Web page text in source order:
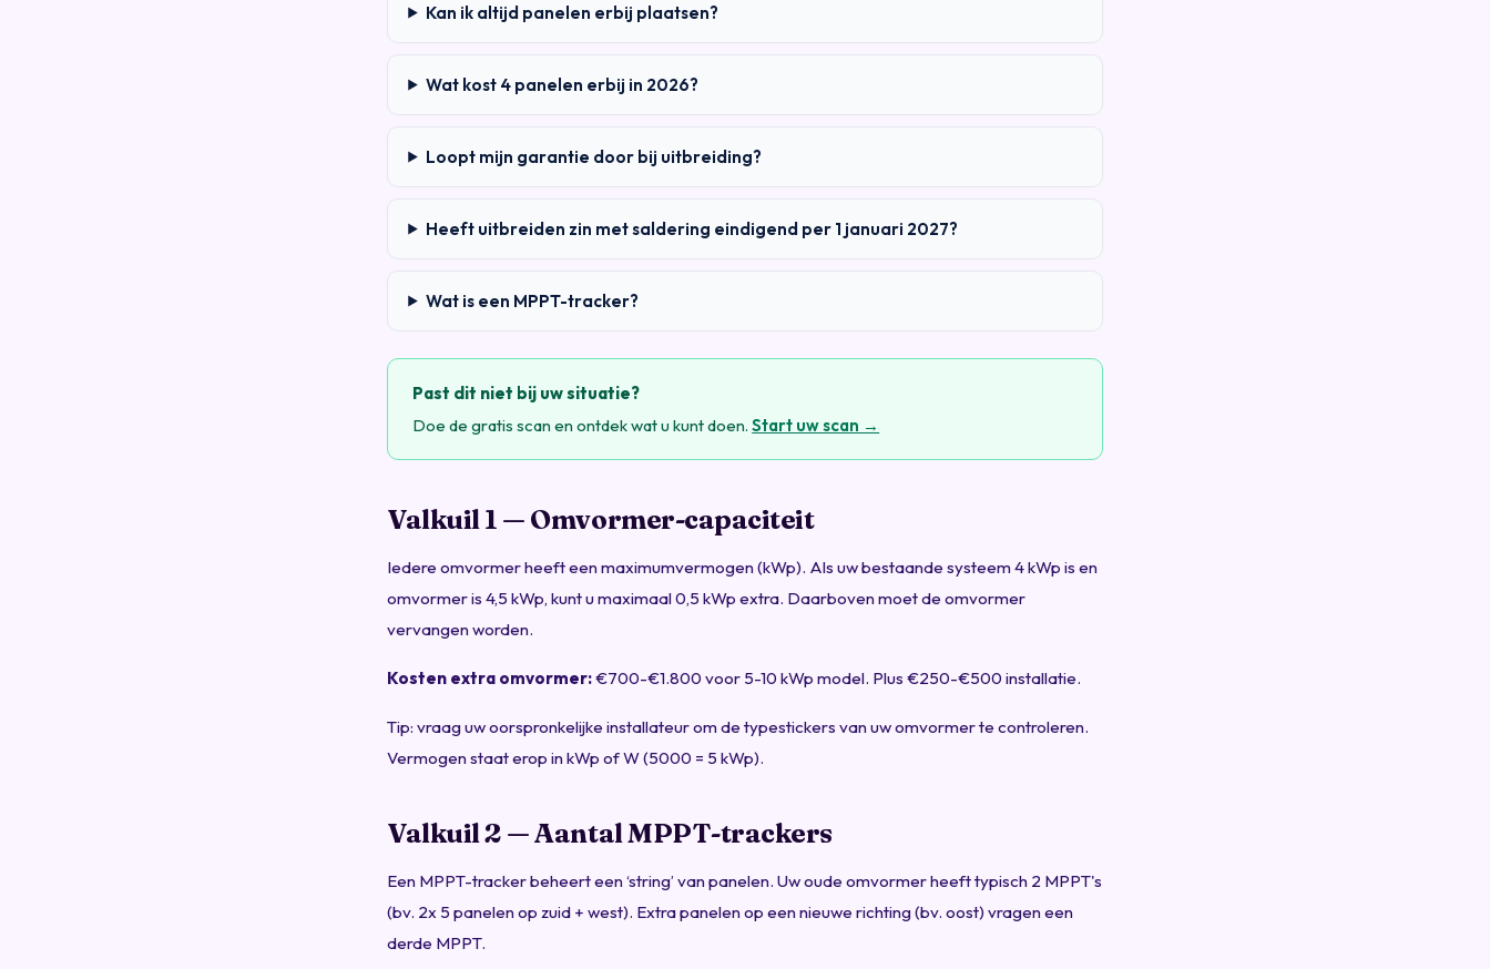
Kan ik altijd panelen erbij plaatsen?
Wat kost 4 panelen erbij in 2026?
Loopt mijn garantie door bij uitbreiding?
Heeft uitbreiden zin met saldering eindigend per 1 januari 2027?
Wat is een MPPT-tracker?
Past dit niet bij uw situatie?
Doe de gratis scan en ontdek wat u kunt doen.Start uw scan →
Valkuil 1 — Omvormer-capaciteit
Iedere omvormer heeft een maximumvermogen (kWp). Als uw bestaande systeem 4 kWp is en
omvormer is 4,5 kWp, kunt u maximaal 0,5 kWp extra. Daarboven moet de omvormer
vervangen worden.
Kosten extra omvormer:€700-€1.800 voor 5-10 kWp model. Plus €250-€500 installatie.
Tip: vraag uw oorspronkelijke installateur om de typestickers van uw omvormer te controleren.
Vermogen staat erop in kWp of W (5000 = 5 kWp).
Valkuil 2 — Aantal MPPT-trackers
Een MPPT-tracker beheert een ‘string’ van panelen. Uw oude omvormer heeft typisch 2 MPPT's
(bv. 2x 5 panelen op zuid + west). Extra panelen op een nieuwe richting (bv. oost) vragen een
derde MPPT.